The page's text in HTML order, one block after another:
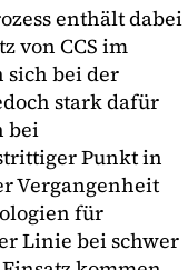
enthält dabei
von CCS im
sich bei der
stark dafür
bei
Punkt in
Vergangenheit
für
Linie bei schwer